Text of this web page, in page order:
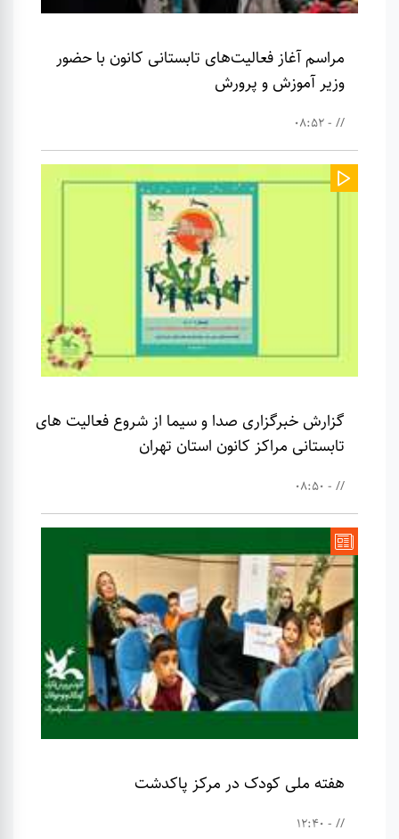
مراسم آغاز فعالیت‌های تابستانی کانون با حضور
وزیر آموزش و پرورش
// - 08:52
گزارش خبرگزاری صدا و سیما از شروع فعالیت های
تابستانی مراکز کانون استان تهران
// - 08:50
هفته ملی کودک در مرکز پاکدشت
// - 12:40